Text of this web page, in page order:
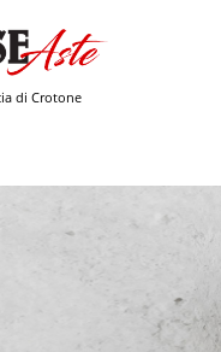
di Crotone